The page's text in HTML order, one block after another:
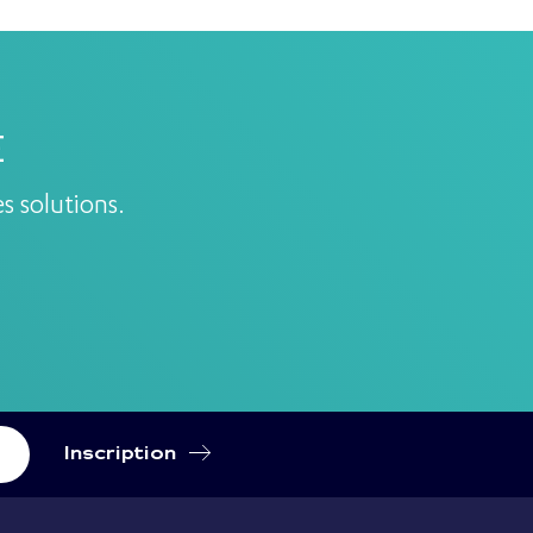
solutions.
Inscription